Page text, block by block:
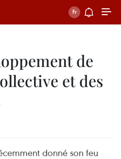
de
et des
donné son feu